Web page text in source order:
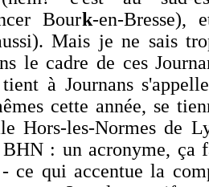
Bourk-en-Bresse),
Mais je ne sais
le cadre de ces
à Journans
cette année, se
Hors-les-Normes de
BHN : un acronyme, ça
ce qui accentue la